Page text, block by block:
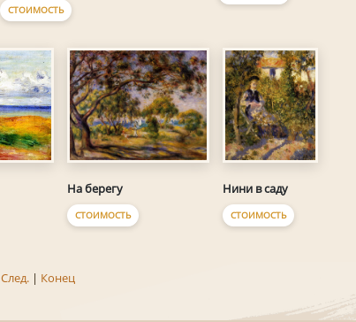
СТОИМОСТЬ
На берегу
СТОИМОСТЬ
Нини в саду
СТОИМОСТЬ
След.| Конец